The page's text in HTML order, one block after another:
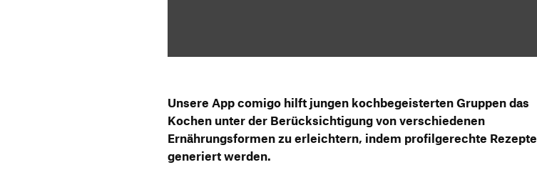
Unsere App comigo hilft jungen kochbegeisterten Gruppen das
Kochen unter der Berücksichtigung von verschiedenen
Ernährungsformen zu erleichtern, indem profilgerechte Rezepte
generiert werden.